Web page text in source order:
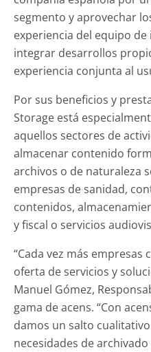
segmento y aprovechar
experiencia del equipo
integrar desarrollos
experiencia conjunta al
Por sus beneficios y
Storage está
aquellos sectores de
almacenar contenido
archivos o de naturaleza
empresas de sanidad,
contenidos,
y fiscal o servicios
“Cada vez más
oferta de servicios y
Manuel Gómez,
gama de acens. “Con
damos un salto
necesidades de